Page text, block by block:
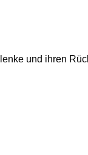
und ihren